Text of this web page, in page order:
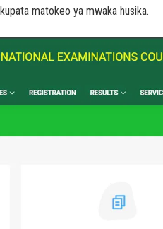
matokeo ya mwaka husika.